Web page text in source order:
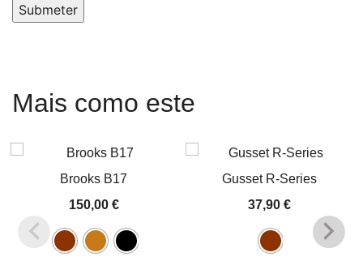
Submeter
Mais como este
Brooks B17
150,00 €
Gusset R-Series
37,90 €